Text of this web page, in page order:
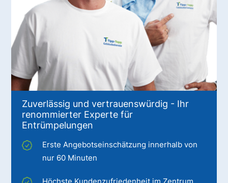
Zuverlässig und vertrauenswürdig - Ihr
renommierter Experte für
Entrümpelungen
Erste Angebotseinschätzung innerhalb von
nur 60 Minuten